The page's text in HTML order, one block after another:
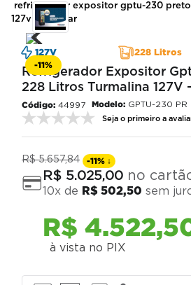
refrigerador expositor gptu-230
127v - gelopar
127V 228 Litros
-11%
Refrigerador Expositor
228 Litros Turmalina 127V
44997 Modelo: GPTU-230 PR
Seja o primeiro a
R$ 5.657,84 -11% ↓
R$ 5.025,00 no
10x de R$ 502,50 sem
R$ 4.522,
à vista no PIX